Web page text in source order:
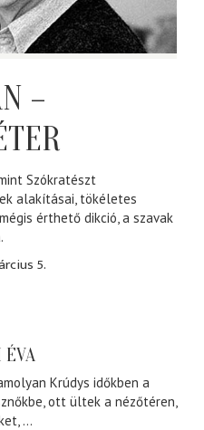
–
Szókratészt
alakításai, tökéletes
érthető dikció, a szavak
5.
ÉVA
Krúdys időkben a
ott ültek a nézőtéren,
...